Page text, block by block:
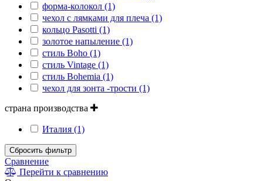
форма-колокол (1)
чехол с лямками для плеча (1)
кольцо Pasotti (1)
золотое напыление (1)
стиль Boho (1)
стиль Vintage (1)
стиль Bohemia (1)
чехол для зонта -трости (1)
страна производства
Италия (1)
Сбросить фильтр
Сравнение
Перейти к сравнению